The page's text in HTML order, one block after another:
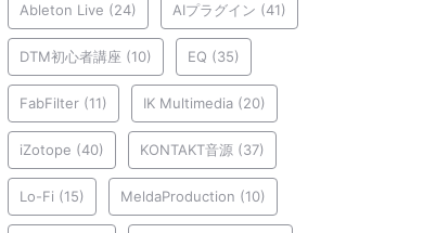
Ableton Live (24) AIプラグイン (41)
DTM初心者講座 (10) EQ (35)
FabFilter (11) IK Multimedia (20)
iZotope (40) KONTAKT音源 (37)
Lo-Fi (15) MeldaProduction (10)